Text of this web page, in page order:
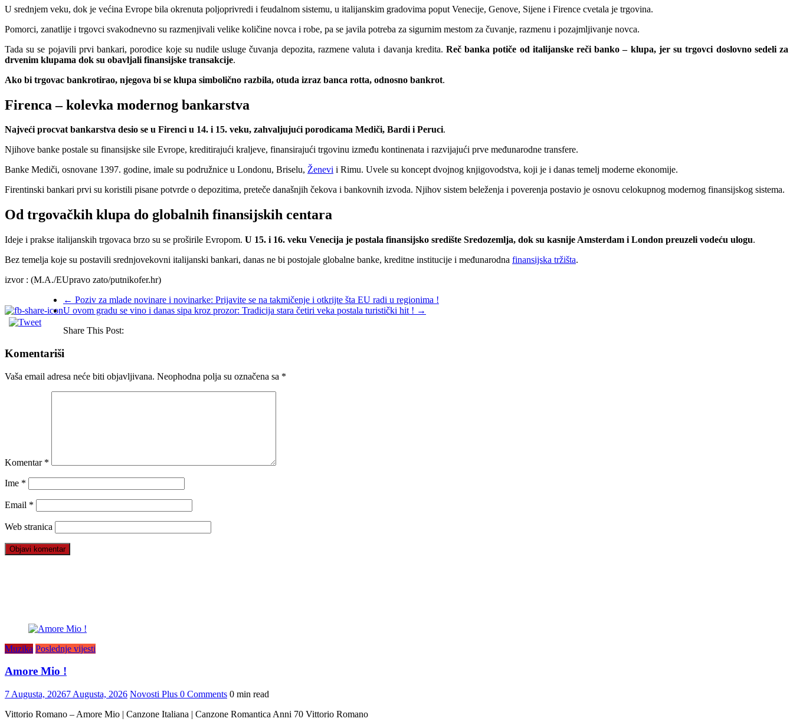
U srednjem veku, dok je većina Evrope bila okrenuta poljoprivredi i feudalnom sistemu, u italijanskim gradovima poput Venecije, Genove, Sijene i Firence cvetala je trgovina.
Pomorci, zanatlije i trgovci svakodnevno su razmenjivali velike količine novca i robe, pa se javila potreba za sigurnim mestom za čuvanje, razmenu i pozajmljivanje novca.
Tada su se pojavili prvi bankari, porodice koje su nudile usluge čuvanja depozita, razmene valuta i davanja kredita. Reč banka potiče od italijanske reči banko – klupa, jer su trgovci doslovno sedeli za
drvenim klupama dok su obavljali finansijske transakcije.
Ako bi trgovac bankrotirao, njegova bi se klupa simbolično razbila, otuda izraz banca rotta, odnosno bankrot.
Firenca – kolevka modernog bankarstva
Najveći procvat bankarstva desio se u Firenci u 14. i 15. veku, zahvaljujući porodicama Mediči, Bardi i Peruci.
Njihove banke postale su finansijske sile Evrope, kreditirajući kraljeve, finansirajući trgovinu između kontinenata i razvijajući prve međunarodne transfere.
Banke Mediči, osnovane 1397. godine, imale su podružnice u Londonu, Briselu, Ženevi i Rimu. Uvele su koncept dvojnog knjigovodstva, koji je i danas temelj moderne ekonomije.
Firentinski bankari prvi su koristili pisane potvrde o depozitima, preteče današnjih čekova i bankovnih izvoda. Njihov sistem beleženja i poverenja postavio je osnovu celokupnog modernog finansijskog sistema.
Od trgovačkih klupa do globalnih finansijskih centara
Ideje i prakse italijanskih trgovaca brzo su se proširile Evropom. U 15. i 16. veku Venecija je postala finansijsko središte Sredozemlja, dok su kasnije Amsterdam i London preuzeli vodeću ulogu.
Bez temelja koje su postavili srednjovekovni italijanski bankari, danas ne bi postojale globalne banke, kreditne institucije i međunarodna finansijska tržišta.
izvor : (M.A./EUpravo zato/putnikofer.hr)
← Poziv za mlade novinare i novinarke: Prijavite se na takmičenje i otkrijte šta EU radi u regionima !
U ovom gradu se vino i danas sipa kroz prozor: Tradicija stara četiri veka postala turistički hit ! →
Share This Post:
Komentariši
Vaša email adresa neće biti objavljivana. Neophodna polja su označena sa *
Komentar *
Ime *
Email *
Web stranica
Muzika Poslednje vijesti
Amore Mio !
7 Augusta, 20267 Augusta, 2026 Novosti Plus 0 Comments 0 min read
Vittorio Romano – Amore Mio | Canzone Italiana | Canzone Romantica Anni 70 Vittorio Romano